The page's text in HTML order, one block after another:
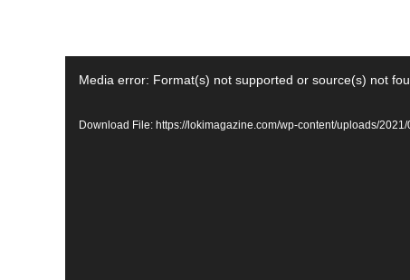
Media error: Format(s) not supported or source(s) not
Download File: https://lokimagazine.com/wp-content/uploads/